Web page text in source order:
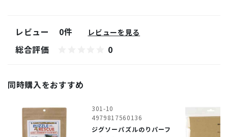
レビュー 0件 レビューを見る
総合評価 0
同時購入をおすすめ
301-10
4979817560136
ジグソーパズルのりパーフ